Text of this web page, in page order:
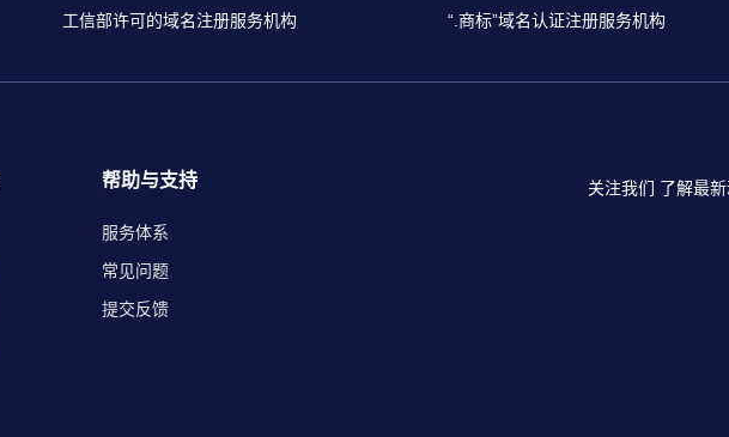
工信部许可的域名注册服务机构 “.商标”域名认证注册服务机构
帮助与支持
服务体系
常见问题
提交反馈
关注我们 了解最